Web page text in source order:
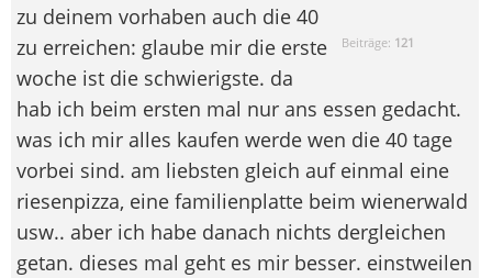
Beiträge: 121
zu deinem vorhaben auch die 40
zu erreichen: glaube mir die erste
woche ist die schwierigste. da
hab ich beim ersten mal nur ans essen gedacht.
was ich mir alles kaufen werde wen die 40 tage
vorbei sind. am liebsten gleich auf einmal eine
riesenpizza, eine familienplatte beim wienerwald
usw.. aber ich habe danach nichts dergleichen
getan. dieses mal geht es mir besser. einstweilen